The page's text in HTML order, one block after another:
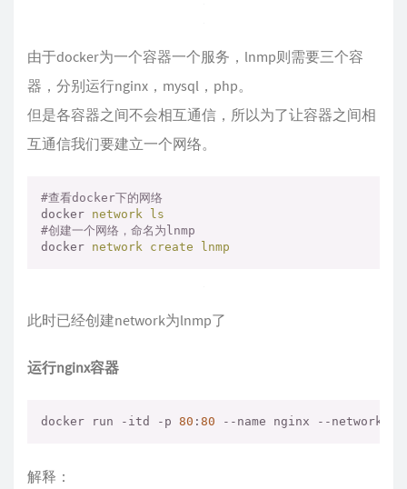
由于docker为一个容器一个服务，lnmp则需要三个容
器，分别运行nginx，mysql，php。
但是各容器之间不会相互通信，所以为了让容器之间相
互通信我们要建立一个网络。
#查看docker下的网络
docker network ls
#创建一个网络，命名为lnmp
docker network create lnmp
此时已经创建network为lnmp了
运行nginx容器
docker run -itd -p 80 : 80 --name nginx --network
解释：